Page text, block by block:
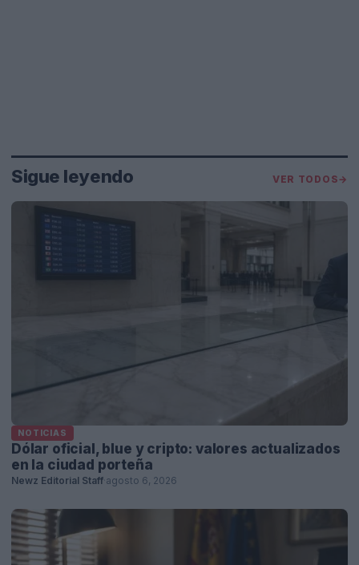
Sigue leyendo VER TODOS→
NOTICIAS
Dólar oficial, blue y cripto: valores actualizados
en la ciudad porteña
Newz Editorial Staff agosto 6, 2026